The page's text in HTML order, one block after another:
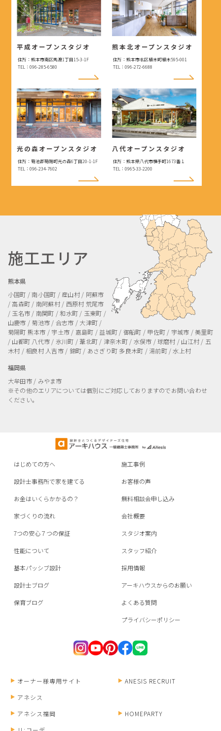
平成オープンスタジオ
住所：熊本市南区馬渡1丁目15-3-1F
TEL：096-285-6580
熊本北オープンスタジオ
住所：熊本市北区植木町植木595-001
TEL：096-272-6688
光の森オープンスタジオ
住所：菊池郡菊陽町光の森6丁目20-1-1F
TEL：096-234-7602
八代オープンスタジオ
住所：熊本県八代市横手町1673番１
TEL：0965-33-2200
施工エリア
熊本県
小国町 / 南小国町 / 産山村 / 阿蘇市
/ 高森町 / 南阿蘇村 / 西原村 荒尾市
/ 玉名市 / 南関町 / 和水町 / 玉東町 /
山鹿市 / 菊池市 / 合志市 / 大津町 /
菊陽町 熊本市 / 宇土市 / 嘉島町 / 益城町 / 御船町 / 甲佐町 / 宇城市 / 美里町
/ 山都町 八代市 / 氷川町 / 葦北町 / 津奈木町 / 水俣市 / 球磨村 / 山江村 / 五
木村 / 相良村人吉市 / 錦町 / あさぎり町 多良木町 / 湯前町 / 水上村
福岡県
大牟田市 / みやま市
※その他のエリアについては個別にご対応しておりますのでお問い合わせ
ください。
はじめての方へ
設計士事務所で家を建てる
お金はいくらかかるの？
家づくりの流れ
7つの安心７つの保証
性能について
基本パッシブ設計
設計士ブログ
保育ブログ
施工事例
お客様の声
無料相談会申し込み
会社概要
スタジオ案内
スタッフ紹介
採用情報
アーキハウスからのお願い
よくある質問
プライバシーポリシー
オーナー様専用サイト
ANESIS RECRUIT
アネシス
アネシス福岡
HOMEPARTY